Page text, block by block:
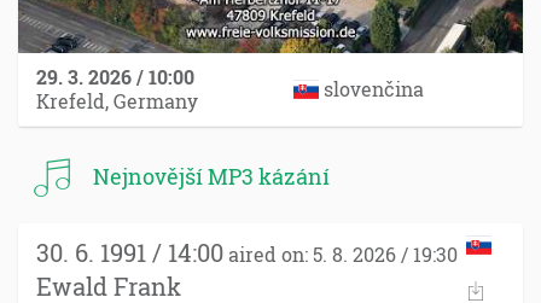
29. 3. 2026 / 10:00
Krefeld, Germany
slovenčina
Nejnovější MP3 kázání
30. 6. 1991 / 14:00 aired on: 5. 8. 2026 / 19:30
Ewald Frank